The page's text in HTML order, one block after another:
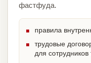
фастфуда.
правила
трудовые
для